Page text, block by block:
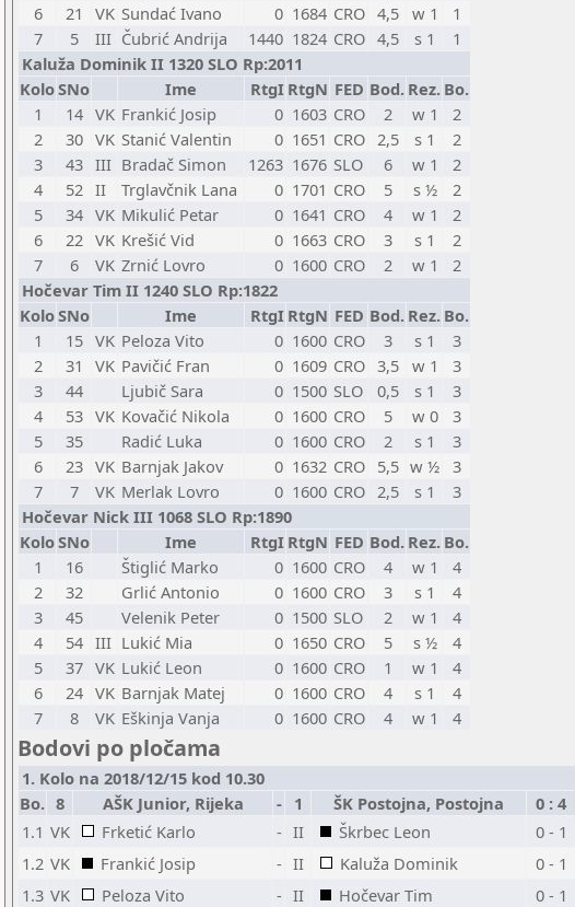
6
21 VK Sundać Ivano 0 1684 CRO 4,5 w 1
1
7
5 III Čubrić Andrija 1440 1824 CRO 4,5 s 1
1
Kaluža Dominik II 1320 SLO Rp:2011
KoloSNo Ime RtgI RtgN FED Bod. Rez. Bo.
1
14 VK Frankić Josip 0 1603 CRO 2 w 1
2
2
30 VK Stanić Valentin 0 1651 CRO 2,5 s 1
2
3
43 III Bradač Simon 1263 1676 SLO 6 w 1
2
4
52 II Trglavčnik Lana 0 1701 CRO 5 s ½
2
5
34 VK Mikulić Petar 0 1641 CRO 4 w 1
2
6
22 VK Krešić Vid 0 1663 CRO 3 s 1
2
7
6 VK Zrnić Lovro 0 1600 CRO 2 w 1
2
Hočevar Tim II 1240 SLO Rp:1822
KoloSNo Ime RtgI RtgN FED Bod. Rez. Bo.
1
15 VK Peloza Vito 0 1600 CRO 3 s 1
3
2
31 VK Pavičić Fran 0 1609 CRO 3,5 w 1
3
3
44 Ljubič Sara 0 1500 SLO 0,5 s 1
3
4
53 VK Kovačić Nikola 0 1600 CRO 5 w 0
3
5
35 Radić Luka 0 1600 CRO 2 s 1
3
6
23 VK Barnjak Jakov 0 1632 CRO 5,5 w ½ 3
7
7 VK Merlak Lovro 0 1600 CRO 2,5 s 1
3
Hočevar Nick III 1068 SLO Rp:1890
KoloSNo Ime RtgI RtgN FED Bod. Rez. Bo.
1
16 Štiglić Marko 0 1600 CRO 4 w 1
4
2
32 Grlić Antonio 0 1600 CRO 3 s 1
4
3
45 Velenik Peter 0 1500 SLO 2 w 1
4
4
54 III Lukić Mia 0 1650 CRO 5 s ½
4
5
37 VK Lukić Leon 0 1600 CRO 1 w 1
4
6
24 VK Barnjak Matej 0 1600 CRO 4 s 1
4
7
8 VK Eškinja Vanja 0 1600 CRO 4 w 1 4
Bodovi po pločama
1. Kolo na 2018/12/15 kod 10.30
Bo. 8 AŠK Junior, Rijeka - 1 ŠK Postojna, Postojna
0 : 4
1.1 VK Frketić Karlo - II Škrbec Leon
0 - 1
1.2 VK Frankić Josip - II Kaluža Dominik
0 - 1
1.3 VK Peloza Vito - II Hočevar Tim
0 - 1